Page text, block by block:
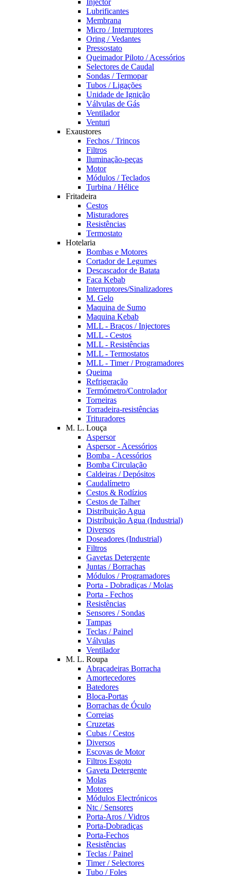
Injector
Lubrificantes
Membrana
Micro / Interruptores
Oring / Vedantes
Pressostato
Queimador Piloto / Acessórios
Selectores de Caudal
Sondas / Termopar
Tubos / Ligações
Unidade de Ignição
Válvulas de Gás
Ventilador
Venturi
Exaustores
Fechos / Trincos
Filtros
Iluminação-peças
Motor
Módulos / Teclados
Turbina / Hélice
Fritadeira
Cestos
Misturadores
Resistências
Termostato
Hotelaria
Bombas e Motores
Cortador de Legumes
Descascador de Batata
Faca Kebab
Interruptores/Sinalizadores
M. Gelo
Maquina de Sumo
Maquina Kebab
MLL - Braços / Injectores
MLL - Cestos
MLL - Resistências
MLL - Termostatos
MLL - Timer / Programadores
Queima
Refrigeração
Termómetro/Controlador
Torneiras
Torradeira-resistências
Trituradores
M. L. Louça
Aspersor
Aspersor - Acessórios
Bomba - Acessórios
Bomba Circulação
Caldeiras / Depósitos
Caudalímetro
Cestos & Rodízios
Cestos de Talher
Distribuição Agua
Distribuição Agua (Industrial)
Diversos
Doseadores (Industrial)
Filtros
Gavetas Detergente
Juntas / Borrachas
Módulos / Programadores
Porta - Dobradiças / Molas
Porta - Fechos
Resistências
Sensores / Sondas
Tampas
Teclas / Painel
Válvulas
Ventilador
M. L. Roupa
Abraçadeiras Borracha
Amortecedores
Batedores
Bloca-Portas
Borrachas de Óculo
Correias
Cruzetas
Cubas / Cestos
Diversos
Escovas de Motor
Filtros Esgoto
Gaveta Detergente
Molas
Motores
Módulos Electrónicos
Ntc / Sensores
Porta-Aros / Vidros
Porta-Dobradiças
Porta-Fechos
Resistências
Teclas / Painel
Timer / Selectores
Tubo / Foles